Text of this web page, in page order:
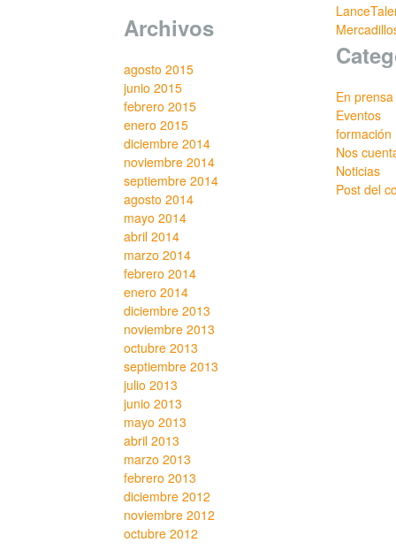
Archivos
agosto 2015
junio 2015
febrero 2015
enero 2015
diciembre 2014
noviembre 2014
septiembre 2014
agosto 2014
mayo 2014
abril 2014
marzo 2014
febrero 2014
enero 2014
diciembre 2013
noviembre 2013
octubre 2013
septiembre 2013
julio 2013
junio 2013
mayo 2013
abril 2013
marzo 2013
febrero 2013
diciembre 2012
noviembre 2012
octubre 2012
En prensa
Eventos
formación
Nos
Noticias
Post del